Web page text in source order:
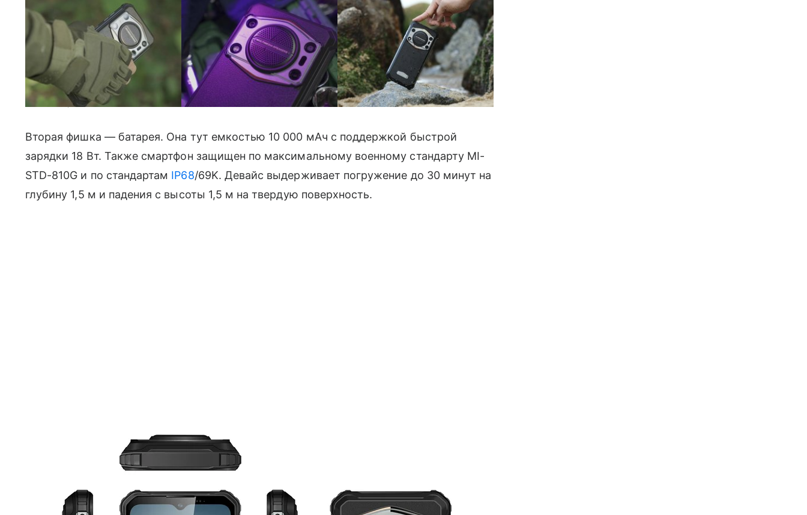
Фото: AliExpress
Вторая фишка — батарея. Она тут емкостью 10 000 мАч с поддержкой быстрой
зарядки 18 Вт. Также смартфон защищен по максимальному военному стандарту MI-
STD-810G и по стандартам IP68/69K. Девайс выдерживает погружение до 30 минут на
глубину 1,5 м и падения с высоты 1,5 м на твердую поверхность.